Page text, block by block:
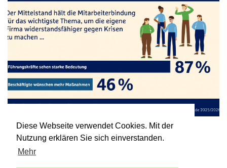
Diese Webseite verwendet Cookies. Mit der
Nutzung erklären Sie sich einverstanden.
Mehr
Mitarbeiterbindung ist das